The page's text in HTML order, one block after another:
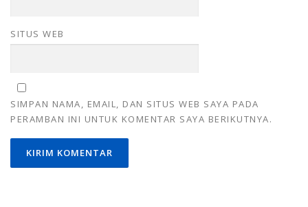
SITUS WEB
SIMPAN NAMA, EMAIL, DAN SITUS WEB SAYA PADA
PERAMBAN INI UNTUK KOMENTAR SAYA BERIKUTNYA.